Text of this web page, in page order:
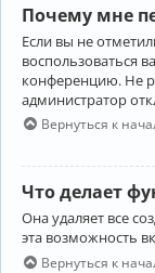
Почему мне
Если вы не
воспользоваться
конференцию. Не
администратор
Вернуться к
Что делает
Она удаляет все
эта возможность
Вернуться к